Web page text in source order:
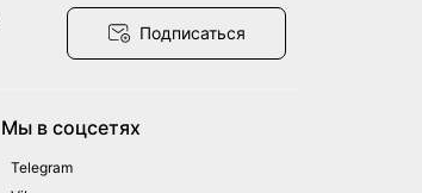
Подписаться
Мы в соцсетях
Telegram